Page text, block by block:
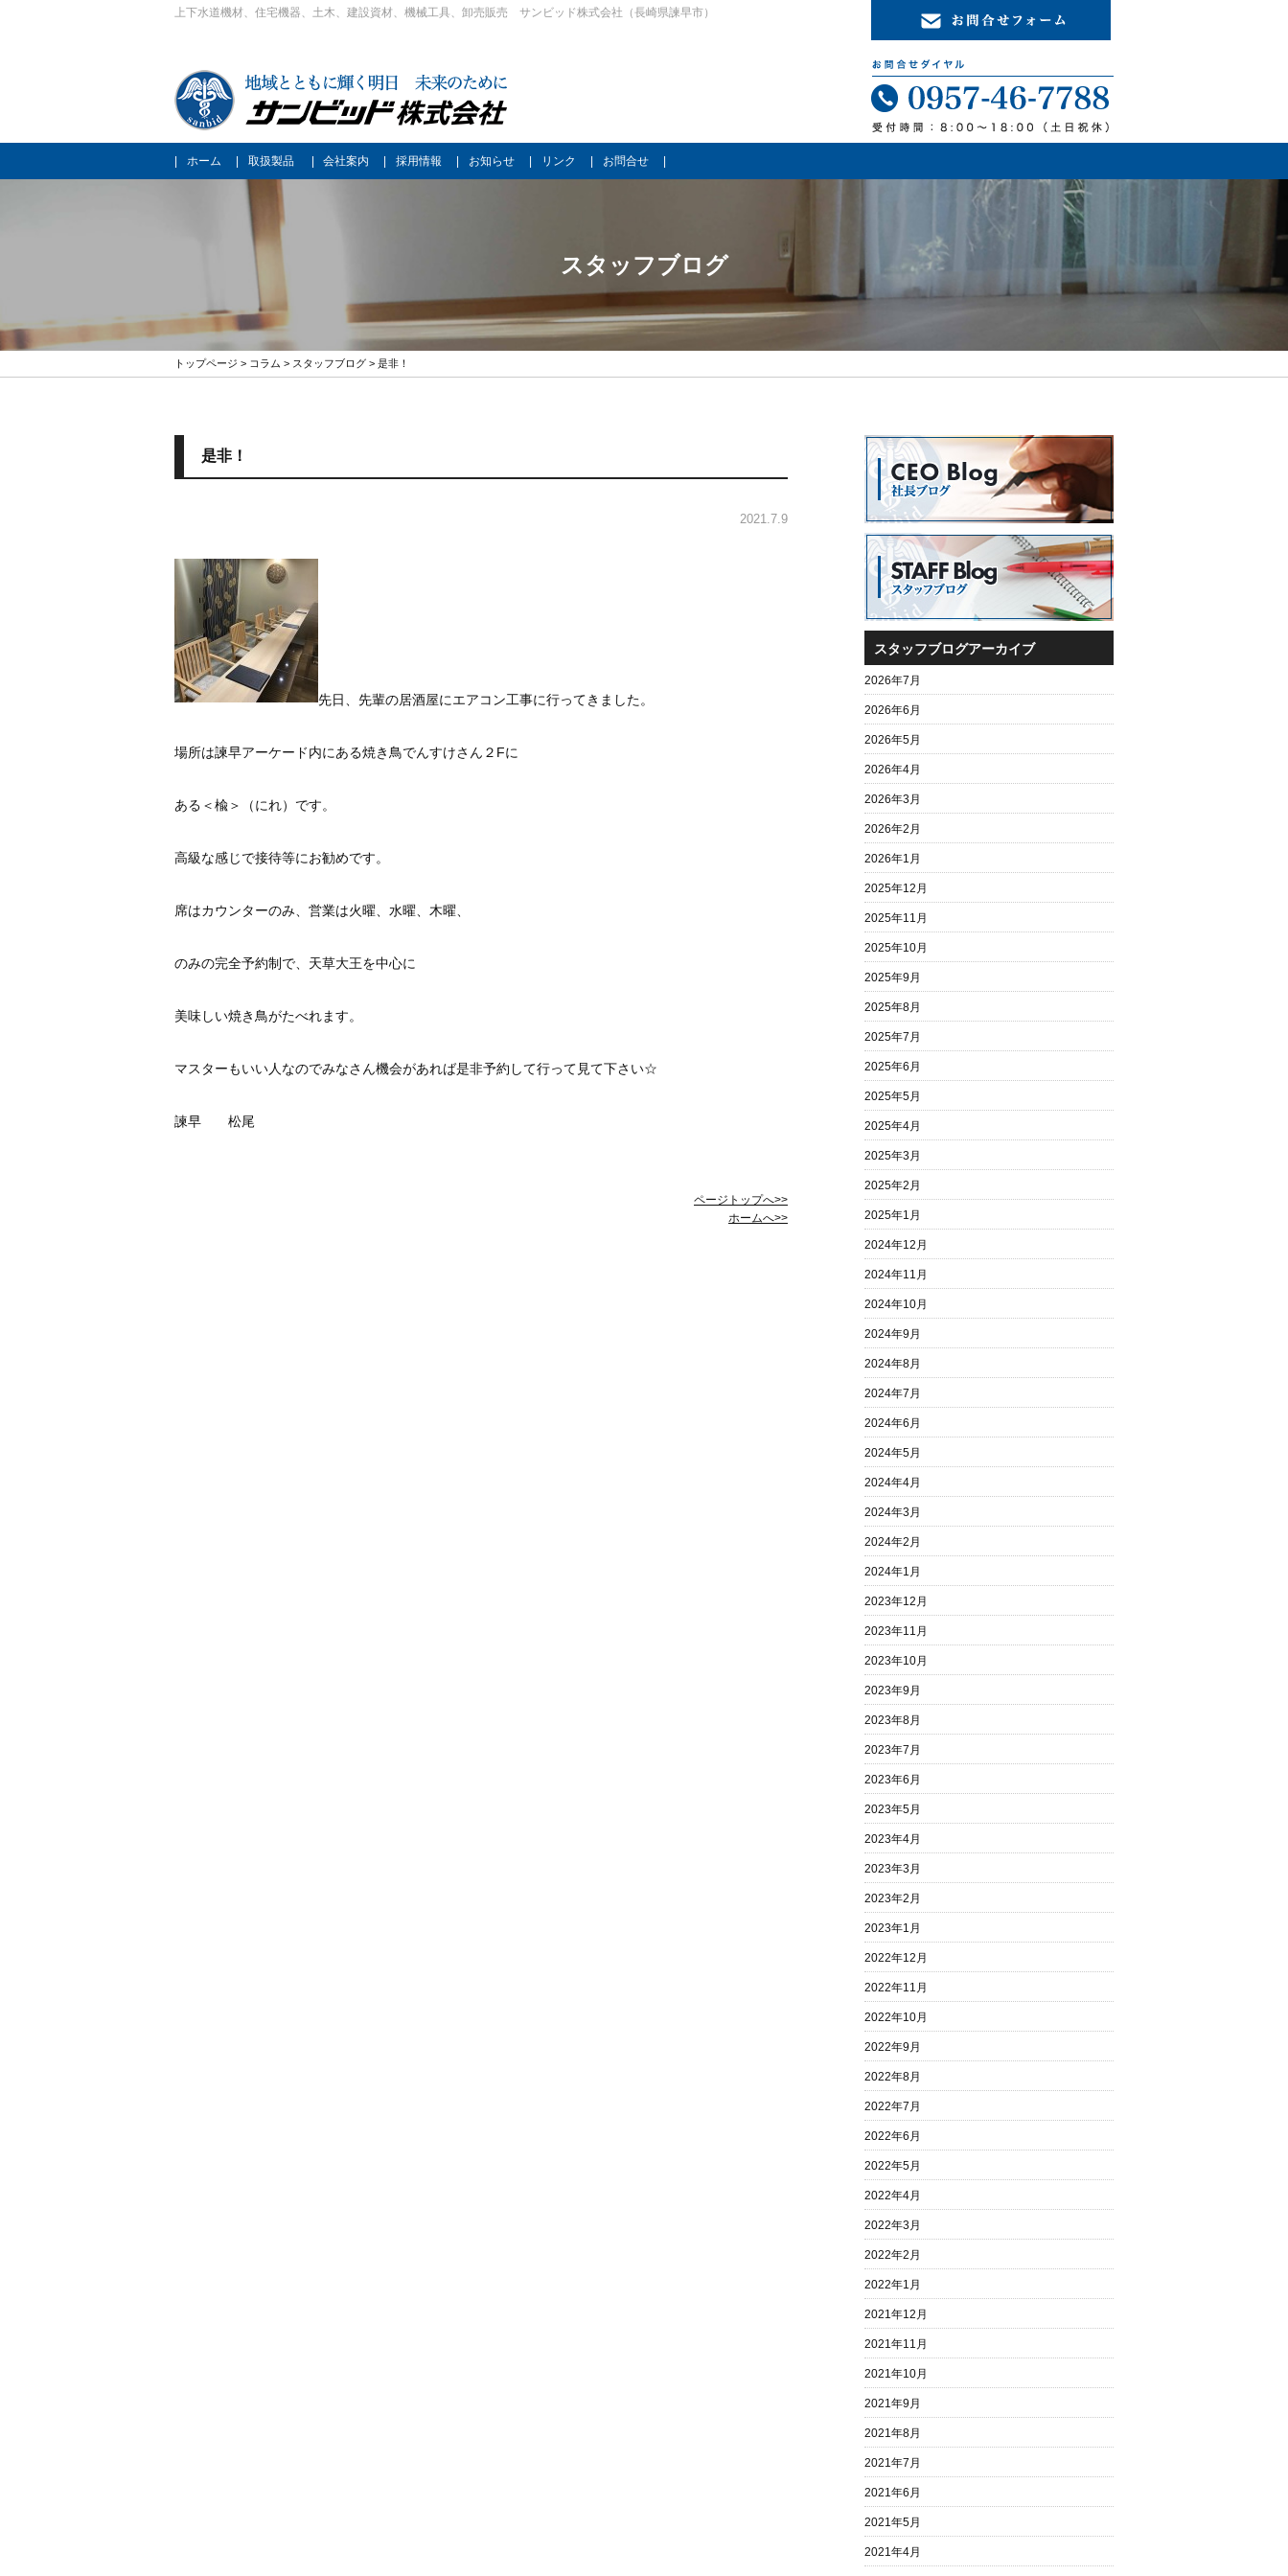
上下水道機材、住宅機器、土木、建設資材、機械工具、卸売販売 サンビッド株式会社（長崎県諫早市）
ホーム 取扱製品 会社案内 採用情報 お知らせ リンク お問合せ
スタッフブログ
トップページ > コラム > スタッフブログ > 是非！
是非！
2021.7.9
先日、先輩の居酒屋にエアコン工事に行ってきました。
場所は諫早アーケード内にある焼き鳥でんすけさん２Fに
ある＜楡＞（にれ）です。
高級な感じで接待等にお勧めです。
席はカウンターのみ、営業は火曜、水曜、木曜、
のみの完全予約制で、天草大王を中心に
美味しい焼き鳥がたべれます。
マスターもいい人なのでみなさん機会があれば是非予約して行って見て下さい☆
諫早 松尾
ページトップへ>>
ホームへ>>
スタッフブログアーカイブ
2026年7月
2026年6月
2026年5月
2026年4月
2026年3月
2026年2月
2026年1月
2025年12月
2025年11月
2025年10月
2025年9月
2025年8月
2025年7月
2025年6月
2025年5月
2025年4月
2025年3月
2025年2月
2025年1月
2024年12月
2024年11月
2024年10月
2024年9月
2024年8月
2024年7月
2024年6月
2024年5月
2024年4月
2024年3月
2024年2月
2024年1月
2023年12月
2023年11月
2023年10月
2023年9月
2023年8月
2023年7月
2023年6月
2023年5月
2023年4月
2023年3月
2023年2月
2023年1月
2022年12月
2022年11月
2022年10月
2022年9月
2022年8月
2022年7月
2022年6月
2022年5月
2022年4月
2022年3月
2022年2月
2022年1月
2021年12月
2021年11月
2021年10月
2021年9月
2021年8月
2021年7月
2021年6月
2021年5月
2021年4月